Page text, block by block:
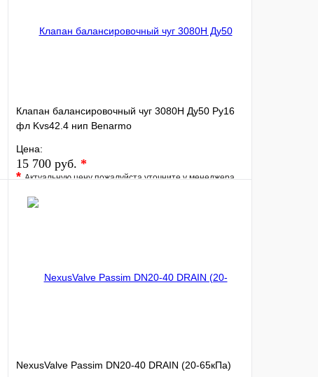
Клапан балансировочный чуг 3080Н Ду50 Ру16
фл Kvs42.4 нип Веnarmo
Цена:
15 700 руб. *
*Актуальную цену пожалуйста уточните у менеджера
В избранное
NexusValve Passim DN20-40 DRAIN (20-65кПа)